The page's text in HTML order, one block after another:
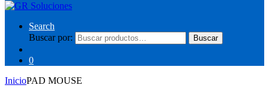
Search
Buscar por:
Buscar
0
InicioPAD MOUSE